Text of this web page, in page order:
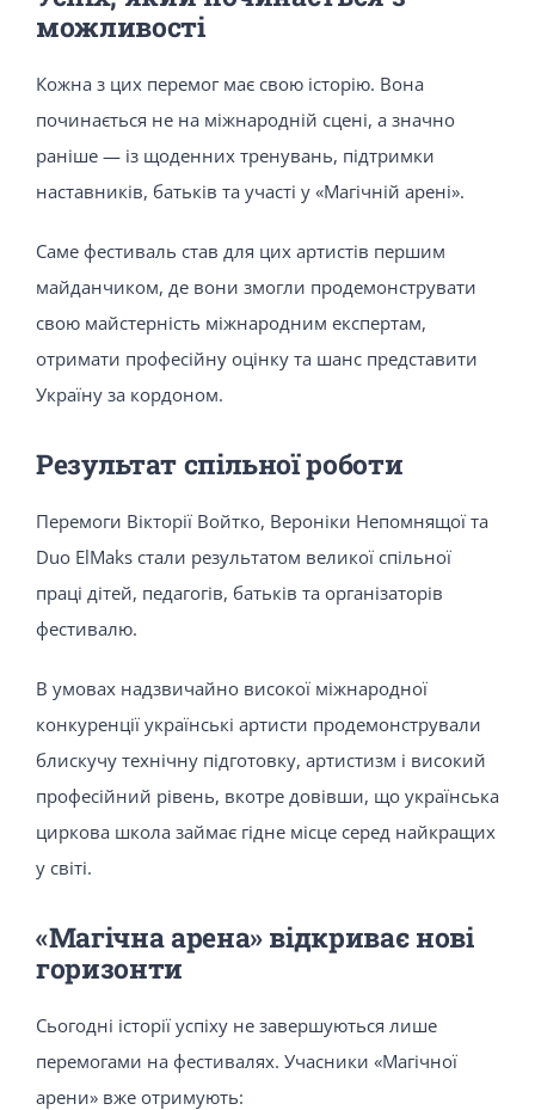
можливості
Кожна з цих перемог має свою історію. Вона
починається не на міжнародній сцені, а значно
раніше — із щоденних тренувань, підтримки
наставників, батьків та участі у «Магічній арені».
Саме фестиваль став для цих артистів першим
майданчиком, де вони змогли продемонструвати
свою майстерність міжнародним експертам,
отримати професійну оцінку та шанс представити
Україну за кордоном.
Результат спільної роботи
Перемоги Вікторії Войтко, Вероніки Непомнящої та
Duo ElMaks стали результатом великої спільної
праці дітей, педагогів, батьків та організаторів
фестивалю.
В умовах надзвичайно високої міжнародної
конкуренції українські артисти продемонстрували
блискучу технічну підготовку, артистизм і високий
професійний рівень, вкотре довівши, що українська
циркова школа займає гідне місце серед найкращих
у світі.
«Магічна арена» відкриває нові
горизонти
Сьогодні історії успіху не завершуються лише
перемогами на фестивалях. Учасники «Магічної
арени» вже отримують: